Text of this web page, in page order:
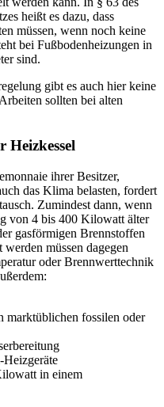
heißt es dazu, dass
müssen, wenn noch keine
bei Fußbodenheizungen in
sind.
gibt es auch hier keine
sollten bei alten
Heizkessel
ihrer Besitzer,
das Klima belasten, fordert
Zumindest dann, wenn
von 4 bis 400 Kilowatt älter
gasförmigen Brennstoffen
müssen dagegen
oder Brennwerttechnik
marktüblichen fossilen oder
Heizgeräte
in einem